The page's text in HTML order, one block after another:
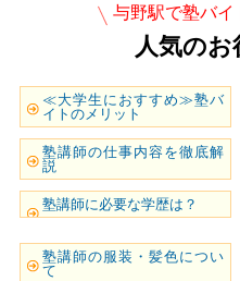
与野駅で塾バ
人気のお
≪大学生におすすめ≫塾バ
イトのメリット
塾講師の仕事内容を徹底解
説
塾講師に必要な学歴は？
塾講師の服装・髪色につい
て